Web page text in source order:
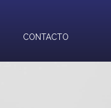
CONTACTO